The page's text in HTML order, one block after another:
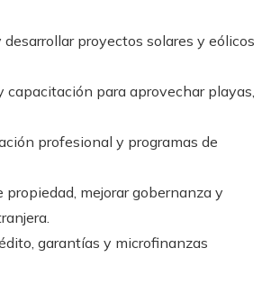
proyectos solares y eólicos
para aprovechar playas,
profesional y programas de
mejorar gobernanza y
garantías y microfinanzas